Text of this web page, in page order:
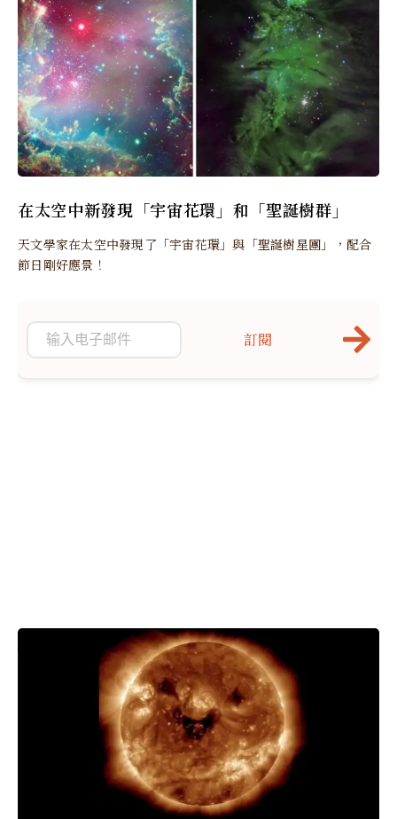
在太空中新發現「宇宙花環」和「聖誕樹群」
天文學家在太空中發現了「宇宙花環」與「聖誕樹星團」，配合
節日剛好應景！
訂閱